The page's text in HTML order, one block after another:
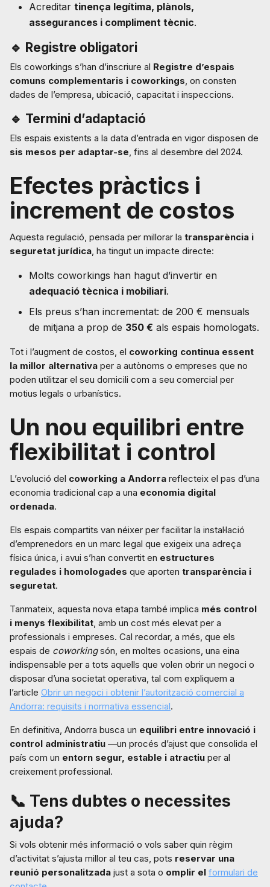
Acreditar tinença legítima, plànols,
assegurances i compliment tècnic.
🔹 Registre obligatori
Els coworkings s’han d’inscriure al Registre d’espais
comuns complementaris i coworkings, on consten
dades de l’empresa, ubicació, capacitat i inspeccions.
🔹 Termini d’adaptació
Els espais existents a la data d’entrada en vigor disposen de
sis mesos per adaptar-se, fins al desembre del 2024.
Efectes pràctics i
increment de costos
Aquesta regulació, pensada per millorar la transparència i
seguretat jurídica, ha tingut un impacte directe:
Molts coworkings han hagut d’invertir en
adequació tècnica i mobiliari.
Els preus s’han incrementat: de 200 € mensuals
de mitjana a prop de 350 € als espais homologats.
Tot i l’augment de costos, el coworking continua essent
la millor alternativa per a autònoms o empreses que no
poden utilitzar el seu domicili com a seu comercial per
motius legals o urbanístics.
Un nou equilibri entre
flexibilitat i control
L’evolució del coworking a Andorra reflecteix el pas d’una
economia tradicional cap a una economia digital
ordenada.
Els espais compartits van néixer per facilitar la instal·lació
d’emprenedors en un marc legal que exigeix una adreça
física única, i avui s’han convertit en estructures
regulades i homologades que aporten transparència i
seguretat.
Tanmateix, aquesta nova etapa també implica més control
i menys flexibilitat, amb un cost més elevat per a
professionals i empreses. Cal recordar, a més, que els
espais de coworkingsón, en moltes ocasions, una eina
indispensable per a tots aquells que volen obrir un negoci o
disposar d’una societat operativa, tal com expliquem a
l’article Obrir un negoci i obtenir l’autorització comercial a
Andorra: requisits i normativa essencial.
En definitiva, Andorra busca un equilibri entre innovació i
control administratiu —un procés d’ajust que consolida el
país com un entorn segur, estable i atractiu per al
creixement professional.
📞 Tens dubtes o necessites
ajuda?
Si vols obtenir més informació o vols saber quin règim
d’activitat s’ajusta millor al teu cas, pots reservar una
reunió personalitzada just a sota o omplir el formulari de